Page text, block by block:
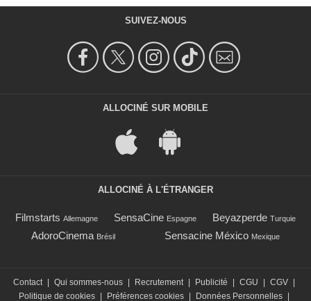
SUIVEZ-NOUS
ALLOCINÉ SUR MOBILE
ALLOCINÉ À L'ÉTRANGER
Filmstarts Allemagne SensaCine Espagne Beyazperde Turquie
AdoroCinema Brésil Sensacine México Mexique
Contact | Qui sommes-nous | Recrutement | Publicité | CGU | CGV |
Politique de cookies | Préférences cookies | Données Personnelles |